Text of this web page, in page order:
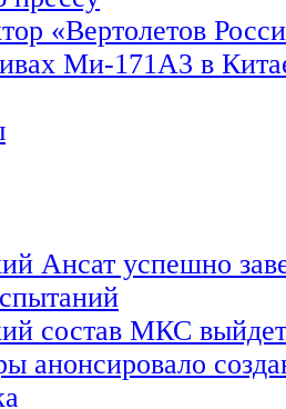
«Вертолетов
Ми-171А3 в
Ансат успешно
состав МКС
анонсировало